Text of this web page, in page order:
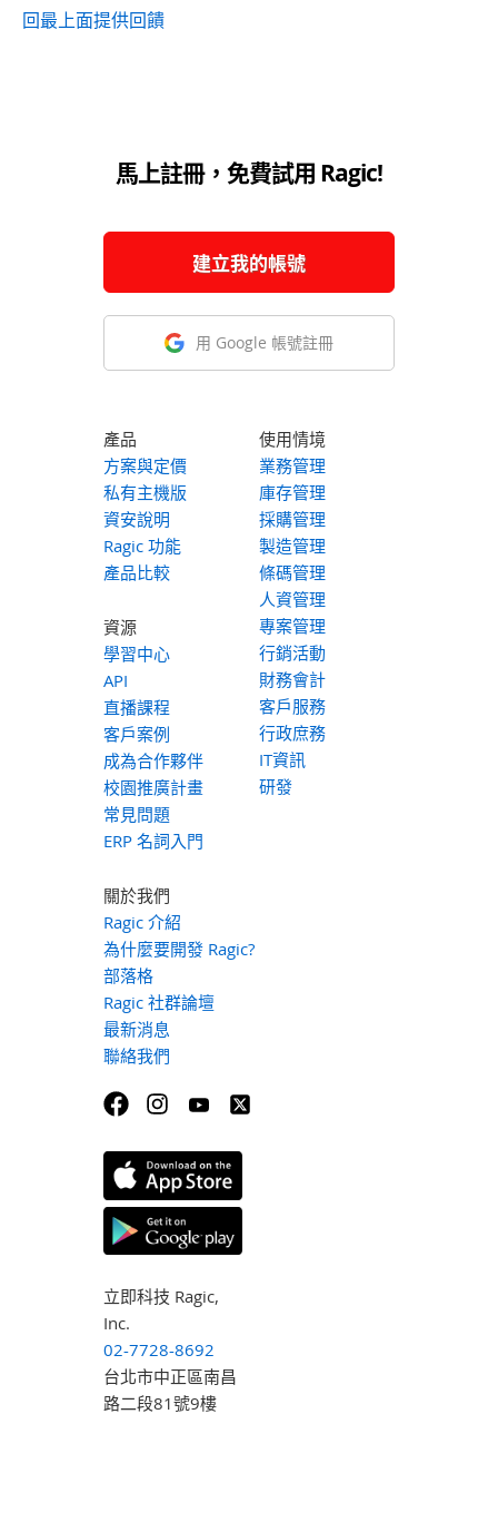
回最上面提供回饋
馬上註冊，免費試用 Ragic!
建立我的帳號
用 Google 帳號註冊
產品
方案與定價
私有主機版
資安說明
Ragic 功能
產品比較
資源
學習中心
API
直播課程
客戶案例
成為合作夥伴
校園推廣計畫
常見問題
ERP 名詞入門
使用情境
業務管理
庫存管理
採購管理
製造管理
條碼管理
人資管理
專案管理
行銷活動
財務會計
客戶服務
行政庶務
IT資訊
研發
關於我們
Ragic 介紹
為什麼要開發 Ragic?
部落格
Ragic 社群論壇
最新消息
聯絡我們
立即科技 Ragic,
Inc.
02-7728-8692
台北市中正區南昌
路二段81號9樓